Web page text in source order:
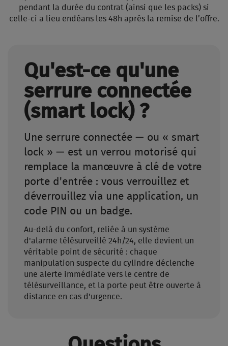
pendant la durée du contrat (ainsi que les packs) si
celle-ci a lieu endéans les 48h après la remise de l’offre.
Qu'est-ce qu'une
serrure connectée
(smart lock) ?
Une serrure connectée — ou « smart
lock » — est un verrou motorisé qui
remplace la manœuvre à clé de votre
porte d'entrée : vous verrouillez et
déverrouillez via une application, un
code PIN ou un badge.
Au-delà du confort, reliée à un système
d'alarme télésurveillé 24h/24, elle devient un
véritable point de sécurité : chaque
manipulation suspecte du cylindre déclenche
une alerte immédiate vers le centre de
télésurveillance, et la porte peut être ouverte à
distance en cas d'urgence.